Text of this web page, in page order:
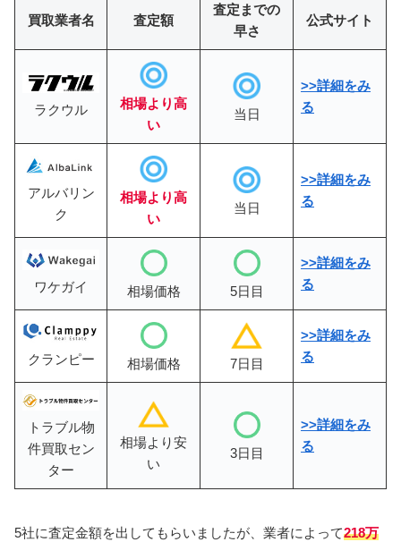
買取業者名 査定額
査定までの
早さ
公式サイト
ラクウル
相場より高
い
当日
>>詳細をみ
る
アルバリン
ク
相場より高
い
当日
>>詳細をみ
る
ワケガイ 相場価格 5日目
>>詳細をみ
る
クランピー 相場価格 7日目
>>詳細をみ
る
トラブル物
件買取セン
ター
相場より安
い
3日目
>>詳細をみ
る
5社に査定金額を出してもらいましたが、業者によって218万